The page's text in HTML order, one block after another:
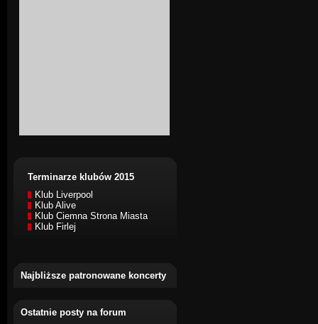
Terminarze klubów 2015
Klub Liverpool
Klub Alive
Klub Ciemna Strona Miasta
Klub Firlej
Najbliższe patronowane koncerty
Ostatnie posty na forum